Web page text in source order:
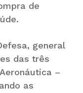
de
general
das três
–
as